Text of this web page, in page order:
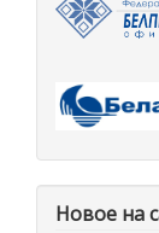
Новое на